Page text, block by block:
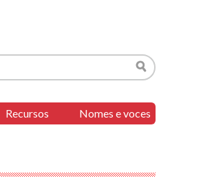
Buscar
Recursos Nomes e voces